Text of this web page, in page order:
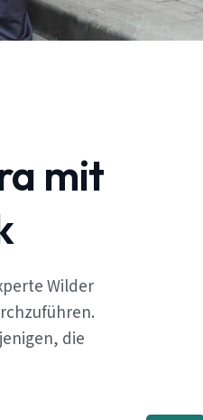
mit
Wilder
die